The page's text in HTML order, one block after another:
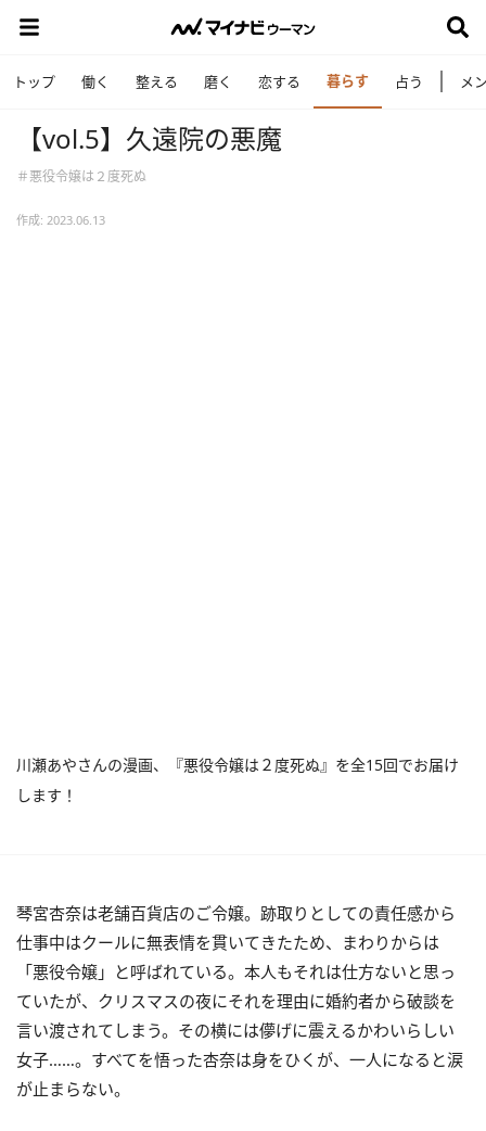
トップ 働く 整える 磨く 恋する 暮らす 占う メ
【vol.5】久遠院の悪魔
＃悪役令嬢は２度死ぬ
作成: 2023.06.13
川瀬あやさんの漫画、『悪役令嬢は２度死ぬ』を全15回でお届け
します！
琴宮杏奈は老舗百貨店のご令嬢。跡取りとしての責任感から
仕事中はクールに無表情を貫いてきたため、まわりからは
「悪役令嬢」と呼ばれている。本人もそれは仕方ないと思っ
ていたが、クリスマスの夜にそれを理由に婚約者から破談を
言い渡されてしまう。その横には儚げに震えるかわいらしい
女子……。すべてを悟った杏奈は身をひくが、一人になると涙
が止まらない。